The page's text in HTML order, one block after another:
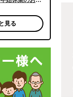
見る